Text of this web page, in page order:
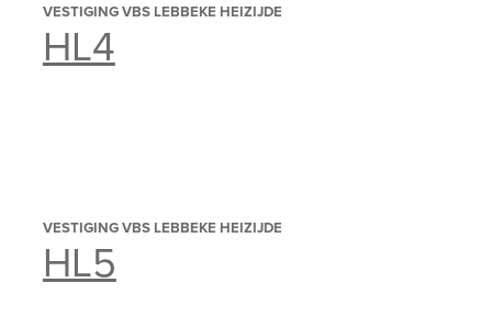
HL4
VESTIGING VBS LEBBEKE HEIZIJDE
HL5
VESTIGING VBS LEBBEKE HEIZIJDE